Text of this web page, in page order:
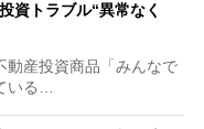
資トラブル“異常なく
産投資商品「みんなで
いる…